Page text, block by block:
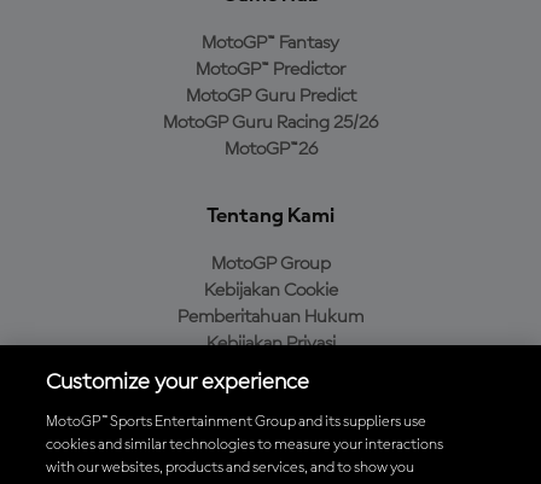
MotoGP™ Fantasy
MotoGP™ Predictor
MotoGP Guru Predict
MotoGP Guru Racing 25/26
MotoGP™26
Tentang Kami
MotoGP Group
Kebijakan Cookie
Pemberitahuan Hukum
Kebijakan Privasi
Kebijakan Pembelian
Unduh Aplikasi Resmi MotoGP™
Customize your experience
MotoGP™ Sports Entertainment Group and its suppliers use
cookies and similar technologies to measure your interactions
with our websites, products and services, and to show you